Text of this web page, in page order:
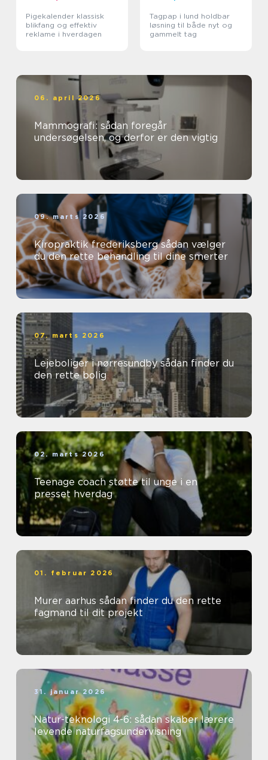
Pigekalender klassisk
blikfang og effektiv
reklame i hverdagen
Tagpap i lund holdbar
løsning til både nyt og
gammelt tag
06. april 2026
Mammografi: sådan foregår
undersøgelsen, og derfor er den vigtig
09. marts 2026
Kiropraktik frederiksberg sådan vælger
du den rette behandling til dine smerter
07. marts 2026
Lejeboliger i nørresundby sådan finder du
den rette bolig
02. marts 2026
Teenage coach støtte til unge i en
presset hverdag
01. februar 2026
Murer aarhus sådan finder du den rette
fagmand til dit projekt
31. januar 2026
Natur-teknologi 4-6: sådan skaber lærere
levende naturfagsundervisning